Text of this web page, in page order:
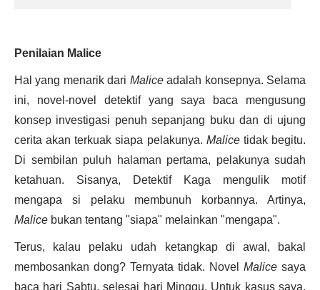
Penilaian Malice
Hal yang menarik dari Maliceadalah konsepnya. Selama
ini, novel-novel detektif yang saya baca mengusung
konsep investigasi penuh sepanjang buku dan di ujung
cerita akan terkuak siapa pelakunya. Malicetidak begitu.
Di sembilan puluh halaman pertama, pelakunya sudah
ketahuan. Sisanya, Detektif Kaga mengulik motif
mengapa si pelaku membunuh korbannya. Artinya,
Malice bukan tentang "siapa" melainkan "mengapa".
Terus, kalau pelaku udah ketangkap di awal, bakal
membosankan dong? Ternyata tidak. Novel Malice saya
baca hari Sabtu, selesai hari Minggu. Untuk kasus saya,